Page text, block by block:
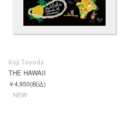
Koji Toyoda
THE HAWAII
￥4,950(税込)
NEW